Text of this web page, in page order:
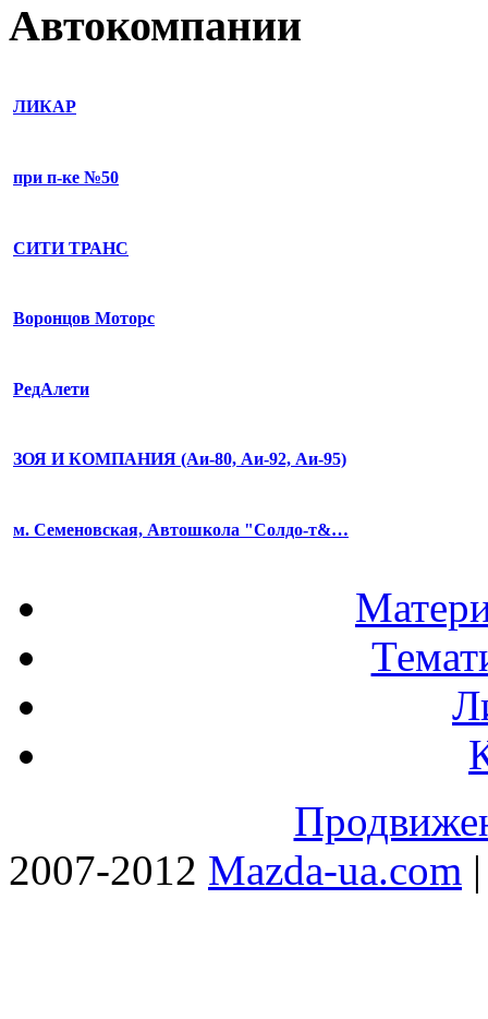
Автокомпании
ЛИКАР
при п-ке №50
СИТИ ТРАНС
Воронцов Моторс
РедАлети
ЗОЯ И КОМПАНИЯ (Аи-80, Аи-92, Аи-95)
м. Семеновская, Автошкола "Солдо-т&…
2007-2012 Mazda-ua.com